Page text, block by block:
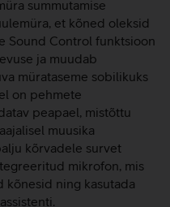
summutamise
et kõned oleksid
Sound Control funktsioon
ja muudab
mürataseme sobilikuks
on pehmete
peapael, mistõttu
muusika
kõrvadele survet
mikrofon, mis
kõnesid ning kasutada